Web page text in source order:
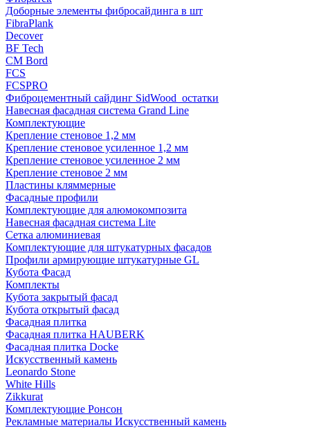
Доборные элементы фибросайдинга в шт
FibraPlank
Decover
BF Tech
CM Bord
FCS
FCSPRO
Фиброцементный сайдинг SidWood_остатки
Навесная фасадная система Grand Line
Комплектующие
Крепление стеновое 1,2 мм
Крепление стеновое усиленное 1,2 мм
Крепление стеновое усиленное 2 мм
Крепление стеновое 2 мм
Пластины кляммерные
Фасадные профили
Комплектующие для алюмокомпозита
Навесная фасадная система Lite
Сетка алюминиевая
Комплектующие для штукатурных фасадов
Профили армирующие штукатурные GL
Кубота Фасад
Комплекты
Кубота закрытый фасад
Кубота открытый фасад
Фасадная плитка
Фасадная плитка HAUBERK
Фасадная плитка Docke
Искусственный камень
Leonardo Stone
White Hills
Zikkurat
Комплектующие Ронсон
Рекламные материалы Искусственный камень